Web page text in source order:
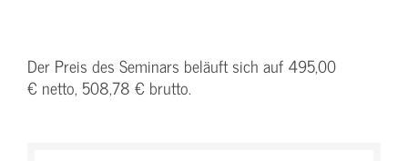
Der Preis des Seminars beläuft sich auf 495,00
€ netto, 508,78 € brutto.